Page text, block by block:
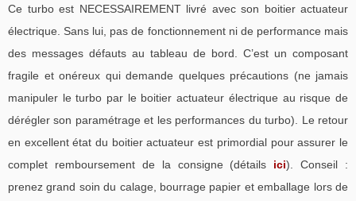
Ce turbo est NECESSAIREMENT livré avec son boitier actuateur
électrique. Sans lui, pas de fonctionnement ni de performance mais
des messages défauts au tableau de bord. C’est un composant
fragile et onéreux qui demande quelques précautions (ne jamais
manipuler le turbo par le boitier actuateur électrique au risque de
dérégler son paramétrage et les performances du turbo). Le retour
en excellent état du boitier actuateur est primordial pour assurer le
complet remboursement de la consigne (détails ici). Conseil :
prenez grand soin du calage, bourrage papier et emballage lors de